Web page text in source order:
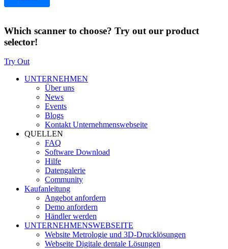
Which scanner to choose? Try out our product
selector!
Try Out
UNTERNEHMEN
Über uns
News
Events
Blogs
Kontakt Unternehmenswebseite
QUELLEN
FAQ
Software Download
Hilfe
Datengalerie
Community
Kaufanleitung
Angebot anfordern
Demo anfordern
Händler werden
UNTERNEHMENSWEBSEITE
Website Metrologie und 3D-Drucklösungen
Webseite Digitale dentale Lösungen